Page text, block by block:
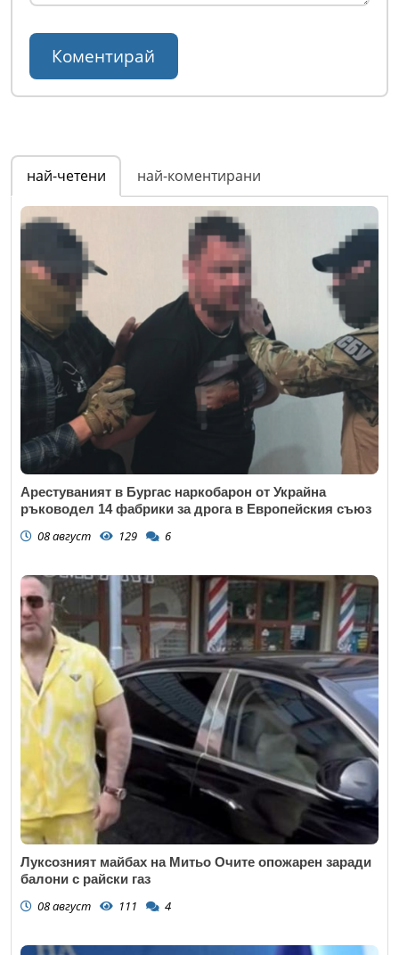
най-четени най-коментирани
Арестуваният в Бургас наркобарон от Украйна
ръководел 14 фабрики за дрога в Европейския съюз
08 август 129 6
Луксозният майбах на Митьо Очите опожарен заради
балони с райски газ
08 август 111 4